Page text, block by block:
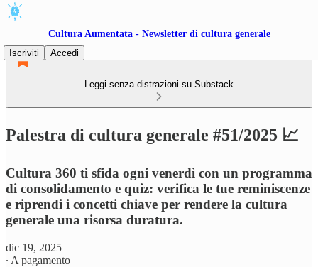
Cultura Aumentata - Newsletter di cultura generale
Iscriviti
Accedi
Leggi senza distrazioni su Substack
Palestra di cultura generale #51/2025 📈
Cultura 360 ti sfida ogni venerdì con un programma
di consolidamento e quiz: verifica le tue reminiscenze
e riprendi i concetti chiave per rendere la cultura
generale una risorsa duratura.
dic 19, 2025
∙ A pagamento